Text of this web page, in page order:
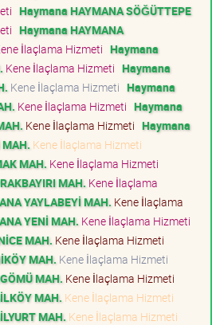
Haymana HAYMANA SÖĞÜTTEPE
Haymana HAYMANA
İlaçlama Hizmeti Haymana
Kene İlaçlama Hizmeti Haymana
Kene İlaçlama Hizmeti Haymana
Kene İlaçlama Hizmeti Haymana
Kene İlaçlama Hizmeti Haymana
MAH. Kene İlaçlama Hizmeti
MAH. Kene İlaçlama Hizmeti
MAH. Kene İlaçlama
YAYLABEYİ MAH. Kene İlaçlama
YENİ MAH. Kene İlaçlama Hizmeti
MAH. Kene İlaçlama Hizmeti
MAH. Kene İlaçlama Hizmeti
MAH. Kene İlaçlama Hizmeti
MAH. Kene İlaçlama Hizmeti
MAH. Kene İlaçlama Hizmeti